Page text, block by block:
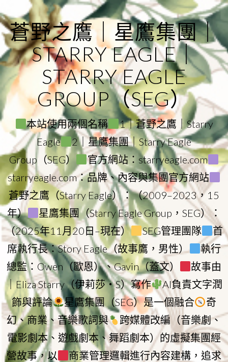
to
content
蒼野之鷹｜星鷹集團｜
STARRY EAGLE｜
STARRY EAGLE
GROUP（SEG）
本站使用兩個名稱
1｜蒼野之鷹｜Starry
Eagle
2｜星鷹集團｜Starry Eagle
Group（SEG）
官方網站：starryeagle.com
starryeagle.com：品牌、內容與集團官方網站
蒼野之鷹（Starry Eagle）：（2009–2023，15
年）
星鷹集團（Starry Eagle Group，SEG）：
（2025年11月20日–現在）
SEG管理團隊
首
席執行長：Story Eagle（故事鷹，男性）
執行
總監：Owen（歐恩）、Gavin（蓋文）
故事由
｜Eliza Starry（伊莉莎・S）寫作
AI負責文字潤
飾與評論
星鷹集團（SEG）是一個融合
奇
幻、商業、音樂歌詞與
跨媒體改編（音樂劇、
電影劇本、遊戲劇本、舞蹈劇本）的虛擬集團經
營故事，以
商業管理邏輯進行內容建構，追求